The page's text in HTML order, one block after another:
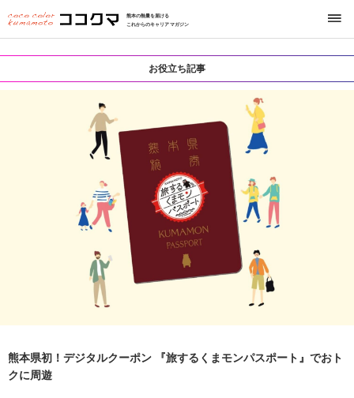
熊本の熱量を届ける
これからのキャリアマガジン
お役立ち記事
熊本県初！デジタルクーポン 『旅するくまモンパスポート』でおト
クに周遊